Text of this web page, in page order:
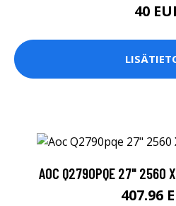
40
AOC Q2790PQE 27" 2560
407.96